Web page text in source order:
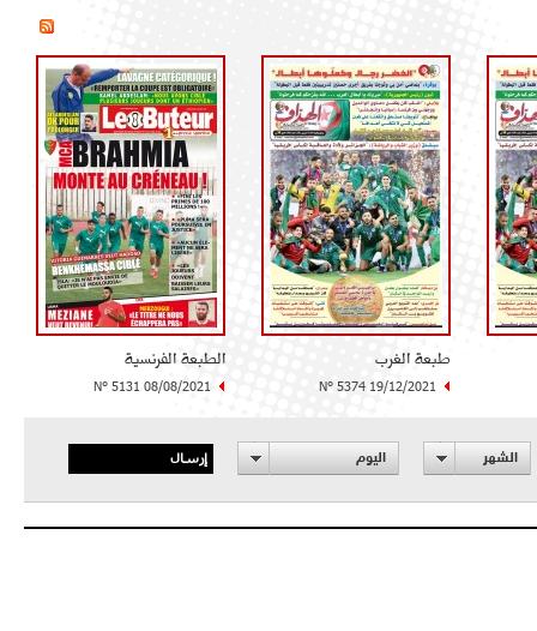
طبعة الغرب
N° 5374 19/12/2021
الطبعة الفرنسية
N° 5131 08/08/2021
الشهر اليوم إرسال